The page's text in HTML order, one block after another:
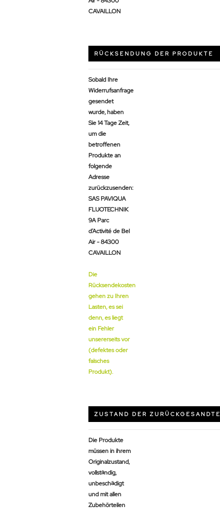
CAVAILLON
RÜCKSENDUNG DER PRODUKTE
Sobald Ihre
Widerrufsanfrage
gesendet
wurde, haben
Sie 14 Tage Zeit,
um die
betroffenen
Produkte an
folgende
Adresse
zurückzusenden:
SAS PAVIQUA
FLUOTECHNIK
9A Parc
d’Activité de Bel
Air - 84300
CAVAILLON
Die
Rücksendekosten
gehen zu Ihren
Lasten, es sei
denn, es liegt
ein Fehler
unsererseits vor
(defektes oder
falsches
Produkt).
ZUSTAND DER
Die Produkte
müssen in ihrem
Originalzustand,
vollständig,
unbeschädigt
und mit allen
Zubehörteilen